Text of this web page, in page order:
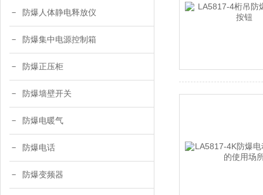
防爆人体静电释放仪
防爆集中电源控制箱
防爆正压柜
防爆墙壁开关
防爆电暖气
防爆电话
防爆变频器